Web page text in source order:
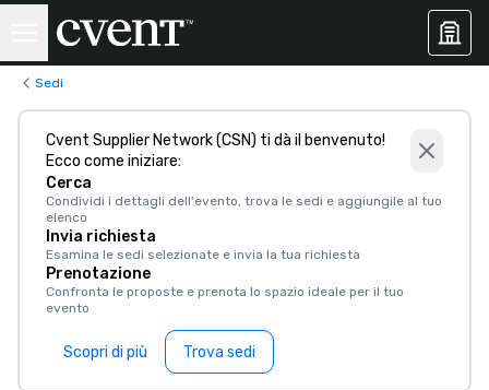
Sedi
Cvent Supplier Network (CSN) ti dà il benvenuto!
Ecco come iniziare:
Cerca
Condividi i dettagli dell'evento, trova le sedi e aggiungile al tuo
elenco
Invia richiesta
Esamina le sedi selezionate e invia la tua richiesta
Prenotazione
Confronta le proposte e prenota lo spazio ideale per il tuo
evento
Scopri di più Trova sedi